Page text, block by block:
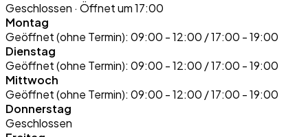
Geschlossen · Öffnet um 17:00
Montag
Geöffnet (ohne Termin): 09:00 - 12:00 / 17:00 - 19:00
Dienstag
Geöffnet (ohne Termin): 09:00 - 12:00 / 17:00 - 19:00
Mittwoch
Geöffnet (ohne Termin): 09:00 - 12:00 / 17:00 - 19:00
Donnerstag
Geschlossen